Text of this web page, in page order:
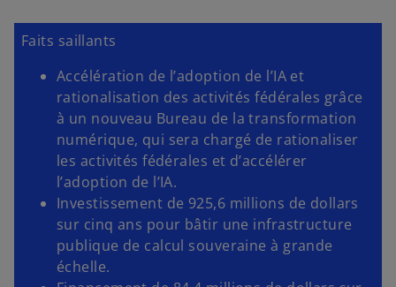
Faits saillants
Accélération de l’adoption de l’IA et
rationalisation des activités fédérales grâce
à un nouveau Bureau de la transformation
numérique, qui sera chargé de rationaliser
les activités fédérales et d’accélérer
l’adoption de l’IA.
Investissement de 925,6 millions de dollars
sur cinq ans pour bâtir une infrastructure
publique de calcul souveraine à grande
échelle.